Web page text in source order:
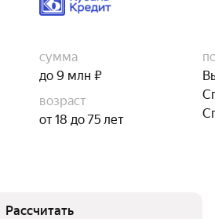
сумма
до 9 млн ₽
возраст
от 18 до 75 лет
Рассчитать